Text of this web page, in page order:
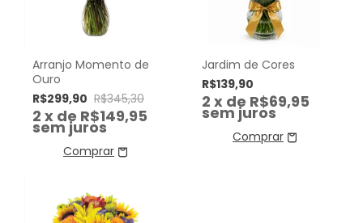
Arranjo Momento de
Ouro
R$299,90 R$345,30
2 x de R$149,95
sem juros
Jardim de Cores
R$139,90
2 x de R$69,95
sem juros